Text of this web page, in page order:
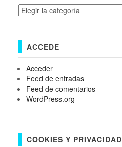
Categorías
ACCEDE
Acceder
Feed de entradas
Feed de comentarios
WordPress.org
COOKIES Y PRIVACIDAD